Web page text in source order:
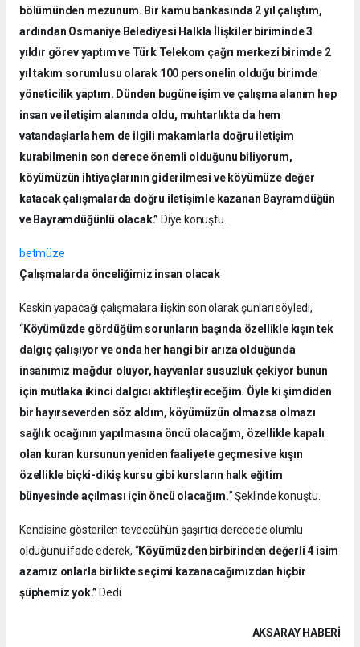
bölümünden mezunum. Bir kamu bankasında 2 yıl çalıştım,
ardından Osmaniye Belediyesi Halkla İlişkiler biriminde 3
yıldır görev yaptım ve Türk Telekom çağrı merkezi birimde 2
yıl takım sorumlusu olarak 100 personelin olduğu birimde
yöneticilik yaptım. Dünden bugüne işim ve çalışma alanım hep
insan ve iletişim alanında oldu, muhtarlıkta da hem
vatandaşlarla hem de ilgili makamlarla doğru iletişim
kurabilmenin son derece önemli olduğunu biliyorum,
köyümüzün ihtiyaçlarının giderilmesi ve köyümüze değer
katacak çalışmalarda doğru iletişimle kazanan Bayramdüğün
ve Bayramdüğünlü olacak.” Diye konuştu.
betmüze
Çalışmalarda önceliğimiz insan olacak
Keskin yapacağı çalışmalara ilişkin son olarak şunları söyledi,
“Köyümüzde gördüğüm sorunların başında özellikle kışın tek
dalgıç çalışıyor ve onda her hangi bir arıza olduğunda
insanımız mağdur oluyor, hayvanlar susuzluk çekiyor bunun
için mutlaka ikinci dalgıcı aktifleştireceğim. Öyle ki şimdiden
bir hayırseverden söz aldım, köyümüzün olmazsa olmazı
sağlık ocağının yapılmasına öncü olacağım, özellikle kapalı
olan kuran kursunun yeniden faaliyete geçmesi ve kışın
özellikle biçki-dikiş kursu gibi kursların halk eğitim
bünyesinde açılması için öncü olacağım.” Şeklinde konuştu.
Kendisine gösterilen teveccühün şaşırtıcı derecede olumlu
olduğunu ifade ederek, “Köyümüzden birbirinden değerli 4 isim
azamız onlarla birlikte seçimi kazanacağımızdan hiçbir
şüphemiz yok.” Dedi.
AKSARAY HABERİ